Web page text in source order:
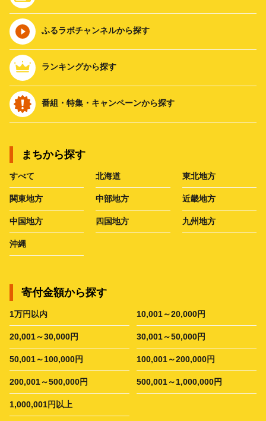
ふるラボチャンネルから探す
ランキングから探す
番組・特集・キャンペーンから探す
まちから探す
すべて 北海道 東北地方
関東地方 中部地方 近畿地方
中国地方 四国地方 九州地方
沖縄
寄付金額から探す
1万円以内 10,001～20,000円
20,001～30,000円 30,001～50,000円
50,001～100,000円 100,001～200,000円
200,001～500,000円 500,001～1,000,000円
1,000,001円以上